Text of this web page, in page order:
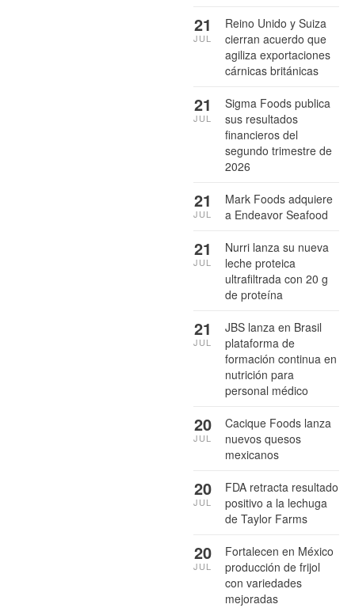
Reino Unido y Suiza
cierran acuerdo que
agiliza exportaciones
cárnicas británicas
21
JUL
Sigma Foods publica
sus resultados
financieros del
segundo trimestre de
2026
21
JUL
Mark Foods adquiere
a Endeavor Seafood
21
JUL
Nurri lanza su nueva
leche proteica
ultrafiltrada con 20 g
de proteína
21
JUL
JBS lanza en Brasil
plataforma de
formación continua en
nutrición para
personal médico
21
JUL
Cacique Foods lanza
nuevos quesos
mexicanos
20
JUL
FDA retracta resultado
positivo a la lechuga
de Taylor Farms
20
JUL
Fortalecen en México
producción de frijol
con variedades
mejoradas
20
JUL